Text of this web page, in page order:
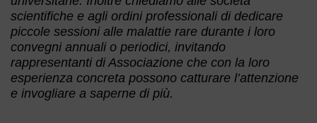
scientifiche e agli ordini professionali di dedicare
piccole sessioni alle malattie rare durante i loro
convegni annuali o periodici, invitando
rappresentanti di Associazione che con la loro
esperienza concreta possono catturare l’attenzione
e invogliare a saperne di più.